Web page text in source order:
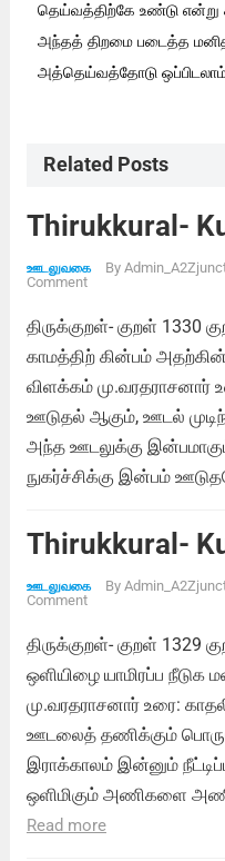
தெய்வத்திற்கே உண்டு என்று
அந்தத் திறமை படைத்த
அத்தெய்வத்தோடு
Related Posts
Thirukkural-
ஊடலுவகை By
Comment
திருக்குறள்- குறள் 1330
காமத்திற் கின்பம்
விளக்கம் மு.வரதராசனார்
ஊடுதல் ஆகும், ஊடல்
அந்த ஊடலுக்கு
நுகர்ச்சிக்கு இன்பம்
Thirukkural-
ஊடலுவகை By
Comment
திருக்குறள்- குறள்
ஒளியிழை யாமிரப்ப
மு.வரதராசனார் உரை:
ஊடலைத் தணிக்கும்
இராக்காலம் இன்னும்
ஒளிமிகும் அணிகளை
Read more